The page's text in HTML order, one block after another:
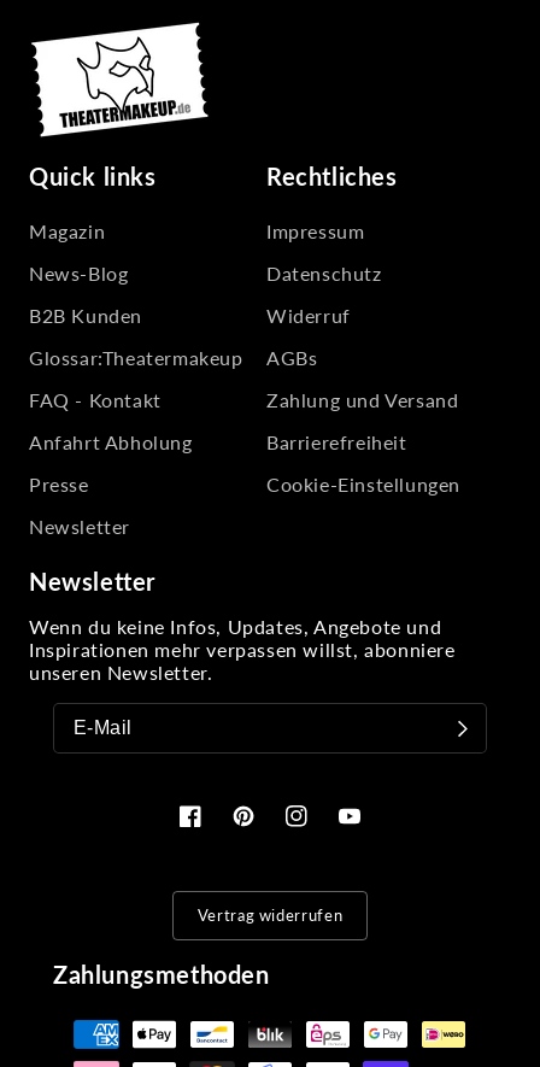
verzeiht weniger.
Quick links
Magazin
News-Blog
B2B Kunden
Glossar:Theatermakeup
FAQ - Kontakt
Anfahrt Abholung
Presse
Newsletter
Rechtliches
Impressum
Datenschutz
Widerruf
AGBs
Zahlung und Versand
Barrierefreiheit
Cookie-Einstellungen
Newsletter
Wenn du keine Infos, Updates, Angebote und
Inspirationen mehr verpassen willst, abonniere
unseren Newsletter.
FacebookPinterestInstagramYouTube
Vertrag widerrufen
Zahlungsmethoden